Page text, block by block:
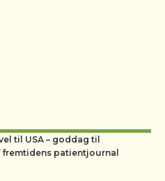
til USA – goddag til
patientjournal